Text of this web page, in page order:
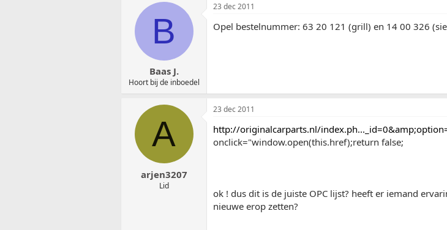
B
Baas J.
Hoort bij de inboedel
23 dec 2011
Opel bestelnummer: 63 20 121 (grill) en 14 00 326
A
arjen3207
Lid
23 dec 2011
http://originalcarparts.nl/
onclick="window.open(this.href);return false;
ok ! dus dit is de juiste OPC lijst? heeft er iemand
nieuwe erop zetten?